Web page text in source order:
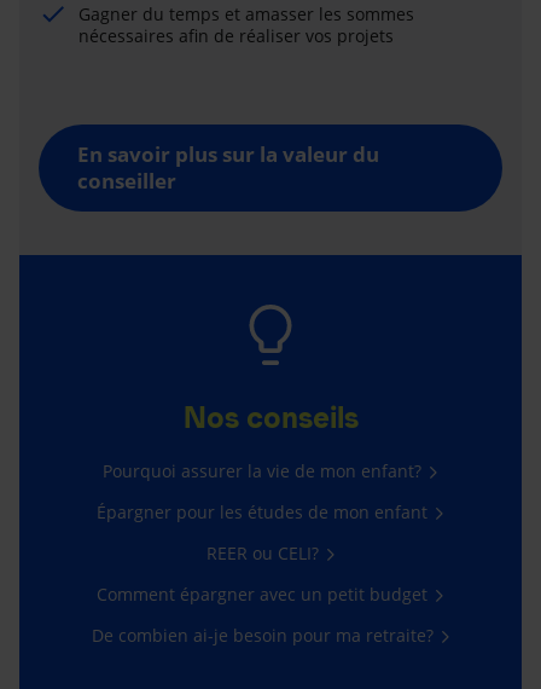
Gagner du temps et amasser les sommes
nécessaires afin de réaliser vos projets
En savoir plus sur la valeur du
conseiller
Nos conseils
Pourquoi assurer la vie de mon enfant?
Épargner pour les études de mon enfant
REER ou CELI?
Comment épargner avec un petit budget
De combien ai-je besoin pour ma retraite?